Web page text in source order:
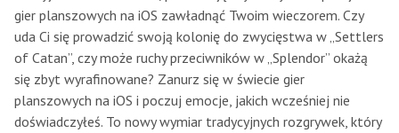
gier planszowych na iOS zawładnąć Twoim wieczorem. Czy
uda Ci się prowadzić swoją kolonię do zwycięstwa w „Settlers
of Catan”, czy może ruchy przeciwników w „Splendor” okażą
się zbyt wyrafinowane? Zanurz się w świecie gier
planszowych na iOS i poczuj emocje, jakich wcześniej nie
doświadczyłeś. To nowy wymiar tradycyjnych rozgrywek, który